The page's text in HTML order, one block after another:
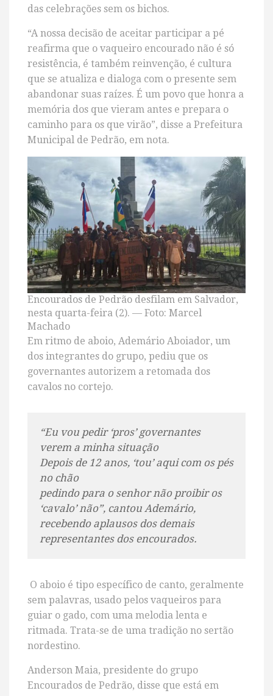
das celebrações sem os bichos.
“A nossa decisão de aceitar participar a pé
reafirma que o vaqueiro encourado não é só
resistência, é também reinvenção, é cultura
que se atualiza e dialoga com o presente sem
abandonar suas raízes. É um povo que honra a
memória dos que vieram antes e prepara o
caminho para os que virão”, disse a Prefeitura
Municipal de Pedrão, em nota.
Encourados de Pedrão desfilam em Salvador,
nesta quarta-feira (2). — Foto: Marcel
Machado
Em ritmo de aboio, Ademário Aboiador, um
dos integrantes do grupo, pediu que os
governantes autorizem a retomada dos
cavalos no cortejo.
“Eu vou pedir ‘pros’ governantes
verem a minha situação
Depois de 12 anos, ‘tou’ aqui com os pés
no chão
pedindo para o senhor não proibir os
‘cavalo’ não”, cantou Ademário,
recebendo aplausos dos demais
representantes dos encourados.
O aboio é tipo específico de canto, geralmente
sem palavras, usado pelos vaqueiros para
guiar o gado, com uma melodia lenta e
ritmada. Trata-se de uma tradição no sertão
nordestino.
Anderson Maia, presidente do grupo
Encourados de Pedrão, disse que está em